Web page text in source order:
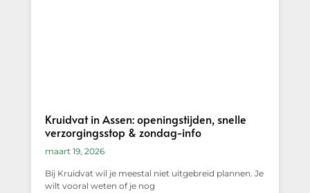
Kruidvat in Assen: openingstijden, snelle
verzorgingsstop & zondag-info
maart 19, 2026
Bij Kruidvat wil je meestal niet uitgebreid plannen. Je
wilt vooral weten of je nog